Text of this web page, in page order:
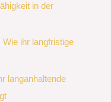
in der
ihr langfristige
langanhaltende